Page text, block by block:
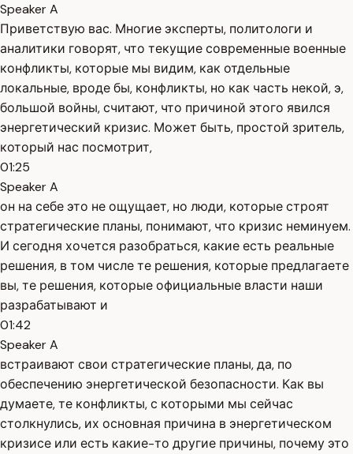
Speaker A
Приветствую вас. Многие эксперты, политологи и
аналитики говорят, что текущие современные военные
конфликты, которые мы видим, как отдельные
локальные, вроде бы, конфликты, но как часть некой, э,
большой войны, считают, что причиной этого явился
энергетический кризис. Может быть, простой зритель,
который нас посмотрит,
01:25
Speaker A
он на себе это не ощущает, но люди, которые строят
стратегические планы, понимают, что кризис неминуем.
И сегодня хочется разобраться, какие есть реальные
решения, в том числе те решения, которые предлагаете
вы, те решения, которые официальные власти наши
разрабатывают и
01:42
Speaker A
встраивают свои стратегические планы, да, по
обеспечению энергетической безопасности. Как вы
думаете, те конфликты, с которыми мы сейчас
столкнулись, их основная причина в энергетическом
кризисе или есть какие-то другие причины, почему это